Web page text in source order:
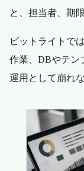
と、担当者、期
ビットライトで
作業、DBやテン
運用として崩れ